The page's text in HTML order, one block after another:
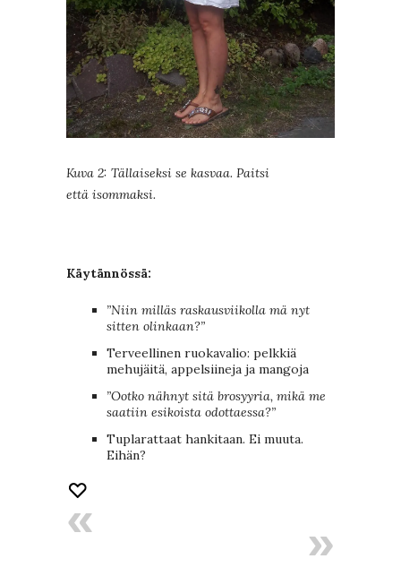
Kuva 2: Tällaiseksi se kasvaa. Paitsi
että isommaksi.
Käytännössä:
”Niin milläs raskausviikolla mä nyt
sitten olinkaan?”
Terveellinen ruokavalio: pelkkiä
mehujäitä, appelsiineja ja mangoja
”Ootko nähnyt sitä brosyyria, mikä me
saatiin esikoista odottaessa?”
Tuplarattaat hankitaan. Ei muuta.
Eihän?